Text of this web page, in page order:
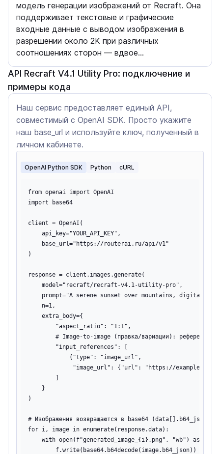
модель генерации изображений от Recraft. Она
поддерживает текстовые и графические
входные данные с выводом изображения в
разрешении около 2K при различных
соотношениях сторон — вдвое…
API Recraft V4.1 Utility Pro: подключение и
примеры кода
Наш сервис предоставляет единый API,
совместимый с OpenAI SDK. Просто укажите
наш base_url и используйте ключ, полученный в
личном кабинете.
OpenAI Python SDK Python cURL
from openai import OpenAI
import base64
client = OpenAI(
    api_key="YOUR_API_KEY",
    base_url="https://routerai.ru/api/v1"
)
response = client.images.generate(
    model="recraft/recraft-v4.1-utility-pro",
prompt="A serene sunset over mountains, digital
    n=1,
    extra_body={
        "aspect_ratio": "1:1",
# Image-to-image (правка/вариации): референсы
        "input_references": [
            {"type": "image_url",
"image_url": {"url": "https://example.com/
    }
)
# Изображения возвращаются в base64 (data[].b64_json)
for i, image in enumerate(response.data):
    with open(f"generated_image_{i}.png", "wb") as f:
        f.write(base64.b64decode(image.b64_json))